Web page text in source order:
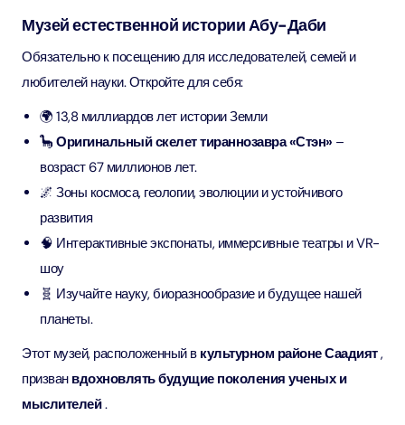
Музей естественной истории Абу-Даби
Обязательно к посещению для исследователей, семей и
любителей науки. Откройте для себя:
🌍 13,8 миллиардов лет истории Земли
🦕 Оригинальный скелет тираннозавра «Стэн» –
возраст 67 миллионов лет.
🌌 Зоны космоса, геологии, эволюции и устойчивого
развития
🧠 Интерактивные экспонаты, иммерсивные театры и VR-
шоу
🧬 Изучайте науку, биоразнообразие и будущее нашей
планеты.
Этот музей, расположенный в культурном районе Саадият,
призван вдохновлять будущие поколения ученых и
мыслителей.